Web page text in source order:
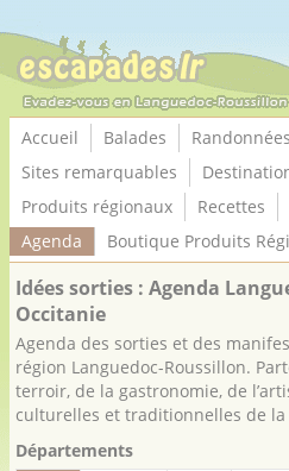
Accueil Balades Randonnées
Sites remarquables
Produits régionaux
Recettes
Agenda
Boutique Produits
Idées sorties : Agenda
Occitanie
Agenda des sorties et des
région Languedoc-Roussillon.
terroir, de la gastronomie, de
culturelles et traditionnelles de la
Départements